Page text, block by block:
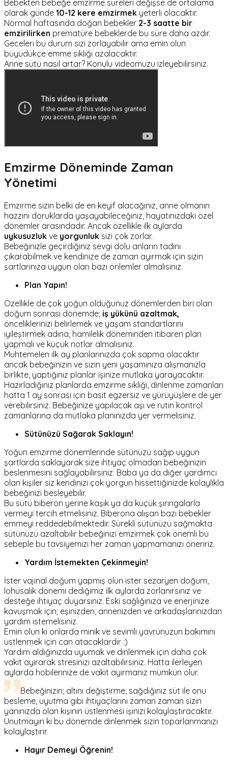
Bebekten bebeğe emzirme süreleri değişse de ortalama
olarak günde 10-12 kere emzirmek yeterli olacaktır.
Normal haftasında doğan bebekler 2-3 saatte bir
emzirilirken prematüre bebeklerde bu süre daha azdır.
Geceleri bu durum sizi zorlayabilir ama emin olun
büyüdükçe emme sıklığı azalacaktır.
Anne sütü nasıl artar? Konulu videomuzu izleyebilirsiniz.
Emzirme Döneminde Zaman
Yönetimi
Emzirme sizin belki de en keyif alacağınız, anne olmanın
hazzını doruklarda yaşayabileceğiniz, hayatınızdaki özel
dönemler arasındadır. Ancak özellikle ilk aylarda
uykusuzluk ve yorgunluk sizi çok zorlar.
Bebeğinizle geçirdiğiniz sevgi dolu anların tadını
çıkarabilmek ve kendinize de zaman ayırmak için sizin
şartlarınıza uygun olan bazı önlemler almalısınız.
Plan Yapın!
Özellikle de çok yoğun olduğunuz dönemlerden biri olan
doğum sonrası dönemde; iş yükünü azaltmak,
önceliklerinizi belirlemek ve yaşam standartlarını
iyileştirmek adına, hamilelik döneminden itibaren plan
yapmalı ve küçük notlar almalısınız.
Muhtemelen ilk ay planlarınızda çok sapma olacaktır
ancak bebeğinizin ve sizin yeni yaşamınıza alışmanızla
birlikte, yaptığınız planlar işinize mutlaka yarayacaktır.
Hazırladığınız planlarda emzirme sıklığı, dinlenme zamanları
hatta 1 ay sonrası için basit egzersiz ve yürüyüşlere de yer
verebilirsiniz. Bebeğinize yapılacak aşı ve rutin kontrol
zamanlarına da mutlaka planınızda yer vermelisiniz.
Sütünüzü Sağarak Saklayın!
Yoğun emzirme dönemlerinde sütünüzü sağıp uygun
şartlarda saklayarak size ihtiyaç olmadan bebeğinizin
beslenmesini sağlayabilirsiniz. Baba ya da diğer yardımcı
olan kişiler siz kendinizi çok yorgun hissettiğinizde kolaylıkla
bebeğinizi besleyebilir.
Bu sütü biberon yerine kaşık ya da küçük şırıngalarla
vermeyi tercih etmelisiniz. Biberona alışan bazı bebekler
emmeyi reddedebilmektedir. Sürekli sütünüzü sağmakta
sütünüzü azaltabilir bebeğinizi emzirmek çok önemli bu
sebeple bu tavsiyemizi her zaman yapmamanızı öneririz.
Yardım İstemekten Çekinmeyin!
İster vajinal doğum yapmış olun ister sezaryen doğum,
lohusalık dönemi dediğimiz ilk aylarda zorlanırsınız ve
desteğe ihtiyaç duyarsınız. Eski sağlığınıza ve enerjinize
kavuşmak için; eşinizden, annenizden ve arkadaşlarınızdan
yardım istemelisiniz.
Emin olun ki onlarda minik ve sevimli yavrunuzun bakımını
üstlenmek için can atacaklardır :)
Yardım aldığınızda uyumak ve dinlenmek için daha çok
vakit ayırarak stresinizi azaltabilirsiniz. Hatta ilerleyen
aylarda hobilerinize de vakit ayırmanız mümkün olur.
Bebeğinizin; altını değiştirme, sağdığınız süt ile onu
besleme, uyutma gibi ihtiyaçlarını zaman zaman sizin
yanınızda olan kişinin üstlenmesi işinizi kolaylaştıracaktır.
Unutmayın ki bu dönemde dinlenmek sizin toparlanmanızı
kolaylaştırır.
Hayır Demeyi Öğrenin!